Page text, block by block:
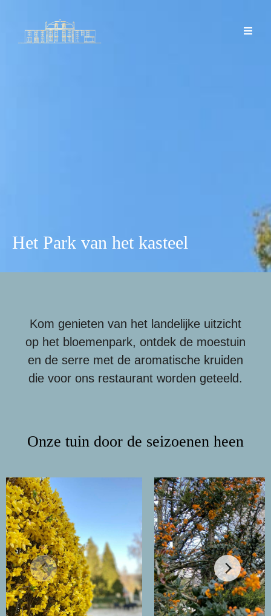
Het Park van het kasteel
Kom genieten van het landelijke uitzicht
op het bloemenpark, ontdek de moestuin
en de serre met de aromatische kruiden
die voor ons restaurant worden geteeld.
Onze tuin door de seizoenen heen